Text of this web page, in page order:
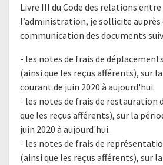
Livre III du Code des relations
l’administration, je sollicite auprès
communication des documents
- les notes de frais de
(ainsi que les reçus afférents), sur
courant de juin 2020 à aujourd'hui.
- les notes de frais de restauration
que les reçus afférents), sur la
juin 2020 à aujourd'hui.
- les notes de frais de
(ainsi que les reçus afférents), sur